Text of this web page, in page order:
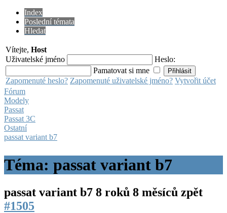
Index
Poslední témata
Hledat
Vítejte, Host
Uživatelské jméno
Heslo:
Pamatovat si mne
Zapomenuté heslo? Zapomenuté uživatelské jméno? Vytvořit účet
Fórum
Modely
Passat
Passat 3C
Ostatní
passat variant b7
Téma: passat variant b7
passat variant b7 8 roků 8 měsíců zpět
#1505